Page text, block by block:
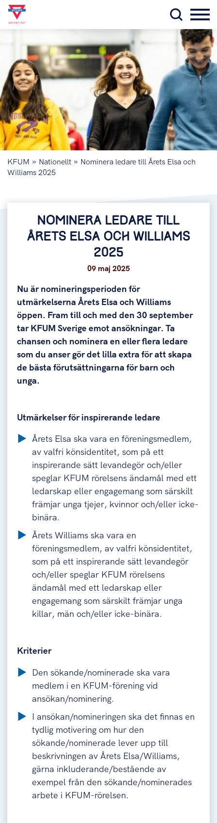
KFUM » Nationellt » Nominera ledare till Årets Elsa och
Williams 2025
NOMINERA LEDARE TILL
ÅRETS ELSA OCH WILLIAMS
2025
09 maj 2025
Nu är nomineringsperioden för
utmärkelserna Årets Elsa och Williams
öppen. Fram till och med den 30 september
tar KFUM Sverige emot ansökningar. Ta
chansen och nominera en eller flera ledare
som du anser gör det lilla extra för att skapa
de bästa förutsättningarna för barn och
unga.
Utmärkelser för inspirerande ledare
Årets Elsa ska vara en föreningsmedlem,
av valfri könsidentitet, som på ett
inspirerande sätt levandegör och/eller
speglar KFUM rörelsens ändamål med ett
ledarskap eller engagemang som särskilt
främjar unga tjejer, kvinnor och/eller icke-
binära.
Årets Williams ska vara en
föreningsmedlem, av valfri könsidentitet,
som på ett inspirerande sätt levandegör
och/eller speglar KFUM rörelsens
ändamål med ett ledarskap eller
engagemang som särskilt främjar unga
killar, män och/eller icke-binära.
Kriterier
Den sökande/nominerade ska vara
medlem i en KFUM-förening vid
ansökan/nominering.
I ansökan/nomineringen ska det finnas en
tydlig motivering om hur den
sökande/nominerade lever upp till
beskrivningen av Årets Elsa/Williams,
gärna inkluderande/bestående av
exempel från den sökande/nominerades
arbete i KFUM-rörelsen.